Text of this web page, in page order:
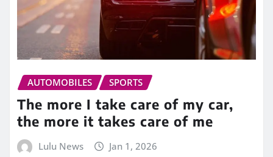
AUTOMOBILES SPORTS
The more I take care of my car,
the more it takes care of me
Lulu News Jan 1, 2026